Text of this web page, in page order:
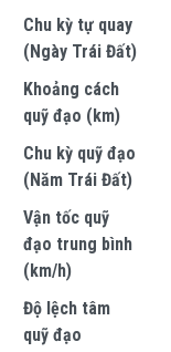
Chu kỳ tự quay
(Ngày Trái Đất)
Khoảng cách
quỹ đạo (km)
Chu kỳ quỹ đạo
(Năm Trái Đất)
Vận tốc quỹ
đạo trung bình
(km/h)
Độ lệch tâm
quỹ đạo